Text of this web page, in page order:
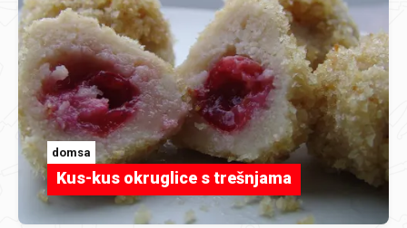
domsa
Kus-kus okruglice s trešnjama